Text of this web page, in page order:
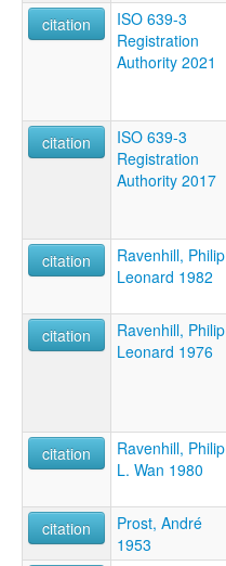
citation
ISO 639-3
Registration
Authority 2021
citation
ISO 639-3
Registration
Authority 2017
citation
Ravenhill, Philip
Leonard 1982
citation
Ravenhill, Philip
Leonard 1976
citation
Ravenhill, Philip
L. Wan 1980
citation
Prost, André
1953